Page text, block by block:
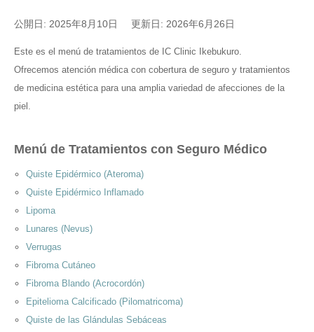
公開日: 2025年8月10日 更新日: 2026年6月26日
Este es el menú de tratamientos de IC Clinic Ikebukuro.
Ofrecemos atención médica con cobertura de seguro y tratamientos
de medicina estética para una amplia variedad de afecciones de la
piel.
Menú de Tratamientos con Seguro Médico
Quiste Epidérmico (Ateroma)
Quiste Epidérmico Inflamado
Lipoma
Lunares (Nevus)
Verrugas
Fibroma Cutáneo
Fibroma Blando (Acrocordón)
Epitelioma Calcificado (Pilomatricoma)
Quiste de las Glándulas Sebáceas
Idioma
English